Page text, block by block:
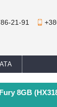
21-91
8GB